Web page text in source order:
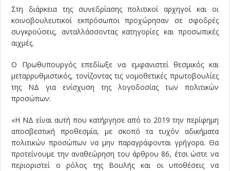
Στη διάρκεια της συνεδρίασης πολιτικοί αρχηγοί και οι
κοινοβουλευτικοί εκπρόσωποι προχώρησαν σε σφοδρές
συγκρούσεις, ανταλλάσσοντας κατηγορίες και προσωπικές
αιχμές.
Ο Πρωθυπουργός επεδίωξε να εμφανιστεί θεσμικός και
μεταρρυθμιστικός, τονίζοντας τις νομοθετικές πρωτοβουλίες
της ΝΔ για ενίσχυση της λογοδοσίας των πολιτικών
προσώπων:
«Η ΝΔ είναι αυτή που κατήργησε από το 2019 την περίφημη
αποσβεστική προθεσμία, με σκοπό τα τυχόν αδικήματα
πολιτικών προσώπων να μην παραγράφονται γρήγορα. Θα
προτείνουμε την αναθεώρηση του άρθρου 86, έτσι ώστε να
περιοριστεί ο ρόλος της Βουλής και οι υποθέσεις να